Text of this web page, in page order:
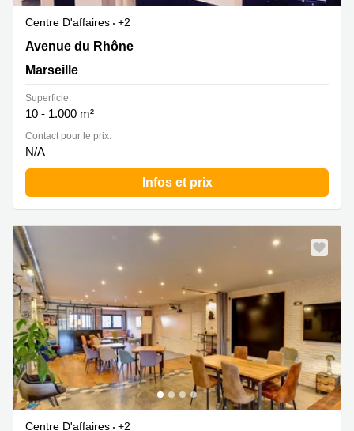
Centre D'affaires
+2
12 Av. du Rhône, Marseille
Avenue du Rhône
Marseille
Superficie:
10 - 1.000 m²
Contact pour le prix:
N/A
Infos et prix
Centre D'affaires
+2